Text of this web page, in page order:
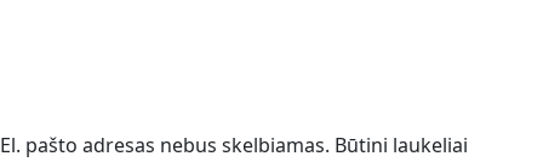
El. pašto adresas nebus skelbiamas. Būtini laukeliai